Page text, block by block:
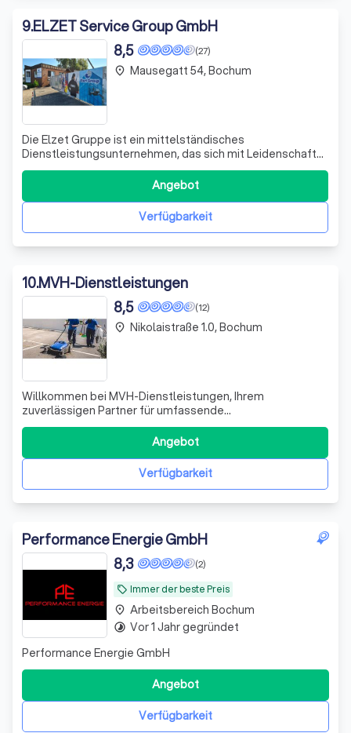
9.ELZET Service Group GmbH
(27)
8,5
Die Elzet Gruppe ist ein mittelständisches
Dienstleistungsunternehmen, das sich mit Leidenschaft
und Professionalität der Sicherheit und Sauberkeit
widmet. Mit Sitz im Herzen des Ruhrgebiets, in Bochum
Wattenscheid, sind wir stolz darauf, Unternehmen und
Institutionen in ganz NRW zu betreuen. Unsere
Verfügbarkeit
Angebot
place Mausegatt 54, Bochum
10.MVH-Dienstleistungen
(12)
8,5
Willkommen bei MVH-Dienstleistungen, Ihrem
zuverlässigen Partner für umfassende
Hausmeisterservices! Wir zeichnen uns durch
Verlässlichkeit und Termintreue aus und garantieren, dass
wir Ihre Aufträge stets pünktlich und professionell
erledigen. Unser erfahrenes Team von Fachkräften kennt
Verfügbarkeit
Angebot
place Nikolaistraße 1.0, Bochum
Performance Energie GmbH
local_offer Immer der beste Preis
(2)
8,3
Performance Energie GmbH
Verfügbarkeit
Angebot
place Arbeitsbereich Bochum
timelapse Vor 1 Jahr gegründet